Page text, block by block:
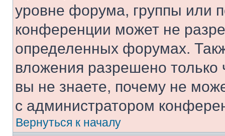
уровне форума, группы или
конференции может не
определенных форумах.
вложения разрешено
вы не знаете, почему не
с администратором
Вернуться к началу